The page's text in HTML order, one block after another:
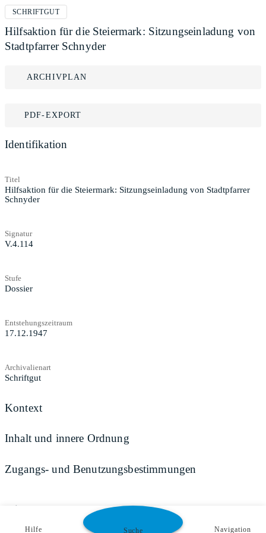
SCHRIFTGUT
Hilfsaktion für die Steiermark: Sitzungseinladung von
Stadtpfarrer Schnyder
ARCHIVPLAN
PDF-EXPORT
Identifikation
Titel
Hilfsaktion für die Steiermark: Sitzungseinladung von Stadtpfarrer
Schnyder
Signatur
V.4.114
Stufe
Dossier
Entstehungszeitraum
17.12.1947
Archivalienart
Schriftgut
Kontext
Inhalt und innere Ordnung
Zugangs- und Benutzungsbestimmungen
Teilen
Hilfe Suche Navigation